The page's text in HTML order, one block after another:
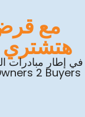
مع
هتشتري